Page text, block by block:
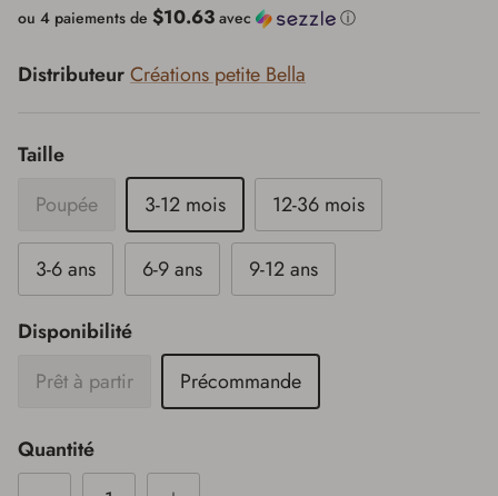
ou 4 paiements de $10.63 avec ⓘ
DistributeurCréations petite Bella
Taille
Poupée
3-12 mois 12-36 mois
3-6 ans 6-9 ans 9-12 ans
Disponibilité
Prêt à partir
Précommande
Quantité